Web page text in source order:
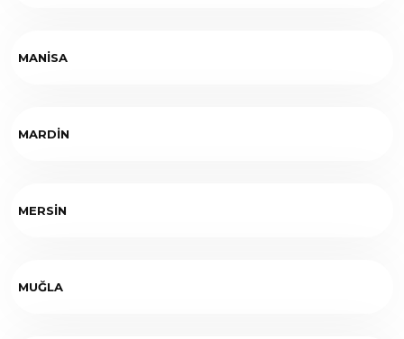
MANİSA
MARDİN
MERSİN
MUĞLA